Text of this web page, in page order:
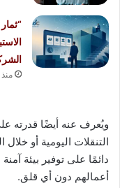
ويُعرف عنه أيضًا قدرته
التنقلات اليومية أو
دائمًا على توفير بيئة
أعمالهم دون أي قلق.